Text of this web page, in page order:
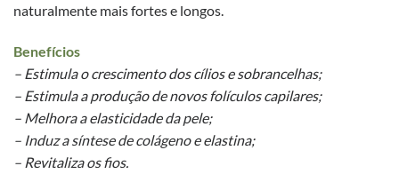
naturalmente mais fortes e longos.
Benefícios
– Estimula o crescimento dos cílios e sobrancelhas;
– Estimula a produção de novos folículos capilares;
– Melhora a elasticidade da pele;
– Induz a síntese de colágeno e elastina;
– Revitaliza os fios.